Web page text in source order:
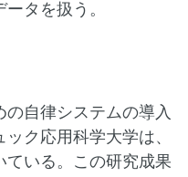
タを扱う。
の自律システムの導入
ク応用科学大学は、
ている。この研究成果